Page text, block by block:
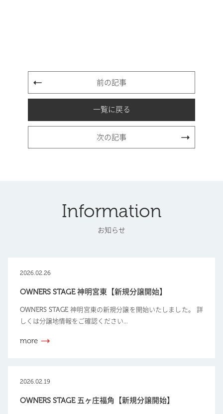
前の記事
一覧に戻る
次の記事
Information
お知らせ
2026.02.26
OWNERS STAGE 神明宮東【新規分譲開始】
OWNERS STAGE 神明宮東の新規分譲を開始いたしました。 詳
しくは分譲地情報をご確認ください...
more
2026.02.19
OWNERS STAGE 五ヶ庄福角【新規分譲開始】